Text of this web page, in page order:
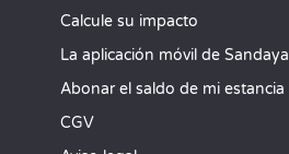
Calcule su impacto
La aplicación móvil de Sandaya
Abonar el saldo de mi estancia
CGV